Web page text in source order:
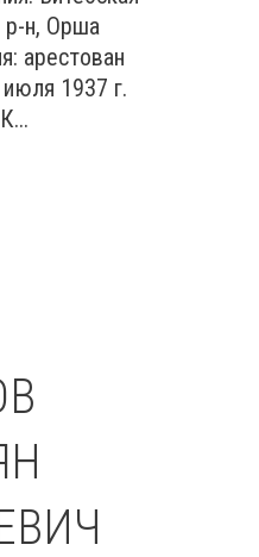
р-н, Орша
арестован
1937 г.